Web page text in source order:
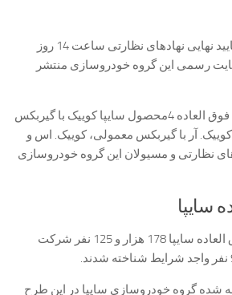
اسامی منتخبان پس از تايید نهایی نهاد‌های نظارتی ساعت 14 روز
رسمی این گروه خودروسازی منتشر
قرعه کشی طرح فروش فوق العاده 4محصول سایپا کوییک با گیربکس
آر با گیربکس معمولی، کوییک. اس و
نظارتی و مسيولان این گروه خودروسازی
سایپا
در طرح اخیر فروش فوق العاده سایپا 178 هزار و 125 نفر شرکت
گروه خودروسازی سایپا در این طرح